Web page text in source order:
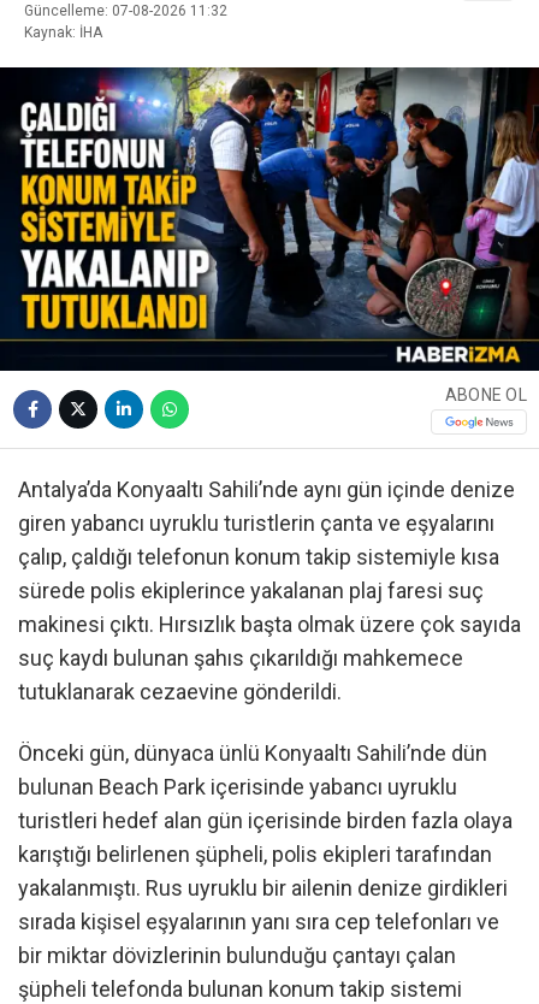
Güncelleme: 07-08-2026 11:32
Kaynak: İHA
ABONE OL
Antalya’da Konyaaltı Sahili’nde aynı gün içinde denize
giren yabancı uyruklu turistlerin çanta ve eşyalarını
çalıp, çaldığı telefonun konum takip sistemiyle kısa
sürede polis ekiplerince yakalanan plaj faresi suç
makinesi çıktı. Hırsızlık başta olmak üzere çok sayıda
suç kaydı bulunan şahıs çıkarıldığı mahkemece
tutuklanarak cezaevine gönderildi.
Önceki gün, dünyaca ünlü Konyaaltı Sahili’nde dün
bulunan Beach Park içerisinde yabancı uyruklu
turistleri hedef alan gün içerisinde birden fazla olaya
karıştığı belirlenen şüpheli, polis ekipleri tarafından
yakalanmıştı. Rus uyruklu bir ailenin denize girdikleri
sırada kişisel eşyalarının yanı sıra cep telefonları ve
bir miktar dövizlerinin bulunduğu çantayı çalan
şüpheli telefonda bulunan konum takip sistemi